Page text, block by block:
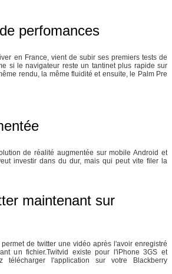
perfomances
en France, vient de subir ses premiers tests de
si le navigateur reste un tantinet plus rapide sur
rendu, la même fluidité et ensuite, le Palm Pre
de réalité augmentée sur mobile Android et
investir dans du dur, mais qui peut vite filer la
maintenant sur
de twitter une vidéo après l'avoir enregistré
un fichier.Twitvid existe pour l'iPhone 3GS et
télécharger l'application sur votre Blackberry